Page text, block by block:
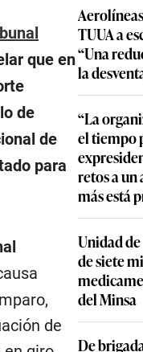
que en
de
de
para
de
TUUA a
“Una
la
“La
el tiempo
retos a un
más está
Unidad
de siete
del Minsa
De